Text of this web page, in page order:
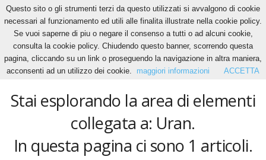
Home Tags Uran
Uran
Stai esplorando la area di elementi
collegata a: Uran.
In questa pagina ci sono 1 articoli.
Questo sito o gli strumenti terzi da questo utilizzati si avvalgono di cookie
necessari al funzionamento ed utili alle finalita illustrate nella cookie policy.
Se vuoi saperne di piu o negare il consenso a tutti o ad alcuni cookie,
consulta la cookie policy. Chiudendo questo banner, scorrendo questa
pagina, cliccando su un link o proseguendo la navigazione in altra maniera,
acconsenti ad un utilizzo dei cookie.
maggiori informazioni ACCETTA